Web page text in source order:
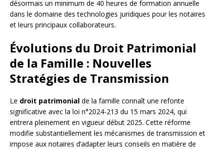
désormais un minimum de 40 heures de formation annuelle
dans le domaine des technologies juridiques pour les notaires
et leurs principaux collaborateurs.
Évolutions du Droit Patrimonial
de la Famille : Nouvelles
Stratégies de Transmission
Le droit patrimonial de la famille connaît une refonte
significative avec la loi n°2024-213 du 15 mars 2024, qui
entrera pleinement en vigueur début 2025. Cette réforme
modifie substantiellement les mécanismes de transmission et
impose aux notaires d’adapter leurs conseils en matière de